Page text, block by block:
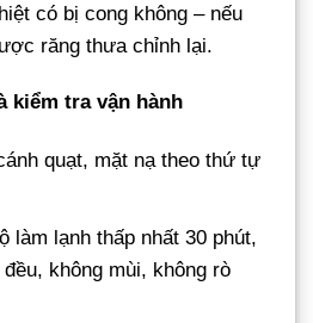
có bị cong không – nếu
răng thưa chỉnh lại.
kiểm tra vận hành
quạt, mặt nạ theo thứ tự
làm lạnh thấp nhất 30 phút,
không mùi, không rò